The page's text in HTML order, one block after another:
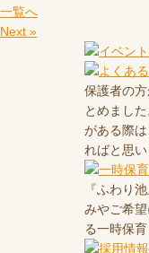
一覧へ
Next »
保護者の
とめまし
がある際
ればと思い
『ふわり
みやご希
る一時保育